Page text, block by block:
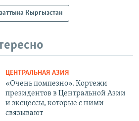
Кыргызстан
ЦЕНТРАЛЬНАЯ АЗИЯ
«Очень помпезно». Кортежи
президентов в Центральной Азии
и эксцессы, которые с ними
связывают